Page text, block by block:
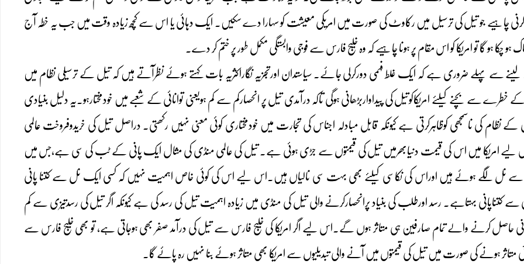
کرنی چاہیے جو تیل کی ترسیل میں رکاوٹ کی صورت میں امریکی معیشت کو سہارا دے سکیں۔ ایک دہائی یا اس سے کچھ زیادہ وقت میں جب یہ خطہ آج
چکا ہو گا تو امریکا کو اس مقام پر ہونا چاہیے کہ وہ خلیج فارس سے فوجی وابستگی مکمل طور پر ختم کر دے۔
لینے سے پہلے ضروری ہے کہ ایک غلط فہمی دورکرلی جائے۔ سیاستدان اورتجزیہ نگاراکثریہ بات کہتے ہوئے نظرآتے ہیں کہ تیل کے ترسیلی نظام میں
سے بچنے کیلئے امریکاکوتیل کی پیداواربڑھانی ہوگی تاکہ درآمدی تیل پر انحصارکم سے کم ہویعنی توانائی کے شعبے میں خودمختارہو۔یہ دلیل بنیادی
کے نظام کی ناسمجھی کوظاہرکرتی ہے کیونکہ قابل مبادلہ اجناس کی تجارت میں خودمختاری کوئی معنی نہیں رکھتی۔ دراصل تیل کی خریدوفروخت عالمی
امریکا میں اس کی قیمت دنیابھرمیں تیل کی قیمتوں سے جڑی ہوئی ہے۔ تیل کی عالمی منڈی کی مثال ایک پانی کے ٹب کی سی ہے،جس میں
سے نل لگے ہوئے ہیں اوراس کی نکاسی کیلئے بھی بہت سی نالیاں ہیں۔اس لیے اس کی کوئی خاص اہمیت نہیں کہ کسی ایک نل سے کتنا پانی
کتناپانی بہتاہے۔ رسد اورطلب کی بنیاد پرانحصارکرنے والی تیل کی منڈی میں زیادہ اہمیت تیل کی رسد کی ہے کیونکہ اگر تیل کی رسدتیزی سے کم
کرنے والے تمام صارفین ہی متاثر ہوں گے۔اس لیے اگر امریکا کی خلیج فارس سے تیل کی درآمد صفر بھی ہوجاتی ہے، تو بھی خلیج فارس سے
متاثر ہونے کی صورت میں تیل کی قیمتوں میں آنے والی تبدیلیوں سے امریکا بھی متاثر ہوئے بنا نہیں رہ پائے گا۔